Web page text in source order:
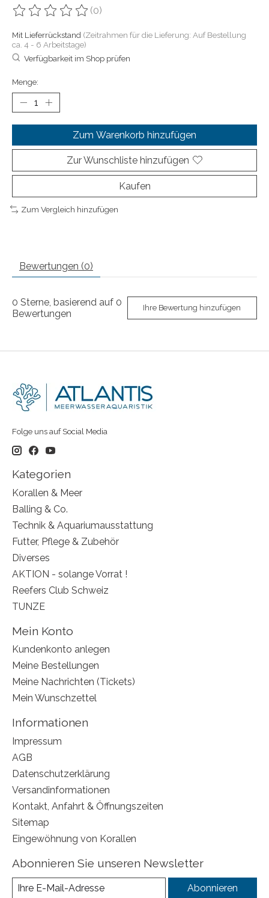
Die Bewertung dieses Produkts ist
(0)
Mit Lieferrückstand (Zeitrahmen für die Lieferung: Auf Bestellung
ca. 4 - 6 Arbeitstage)
Verfügbarkeit im Shop prüfen
Menge:
Zum Warenkorb hinzufügen
Zur Wunschliste hinzufügen
Kaufen
Zum Vergleich hinzufügen
Bewertungen (0)
0 Sterne, basierend auf 0
Bewertungen
Ihre Bewertung hinzufügen
Folge uns auf Social Media
Kategorien
Korallen & Meer
Balling & Co.
Technik & Aquariumausstattung
Futter, Pflege & Zubehör
Diverses
AKTION - solange Vorrat !
Reefers Club Schweiz
TUNZE
Mein Konto
Kundenkonto anlegen
Meine Bestellungen
Meine Nachrichten (Tickets)
Mein Wunschzettel
Informationen
Impressum
AGB
Datenschutzerklärung
Versandinformationen
Kontakt, Anfahrt & Öffnungszeiten
Sitemap
Eingewöhnung von Korallen
Abonnieren Sie unseren Newsletter
Abonnieren